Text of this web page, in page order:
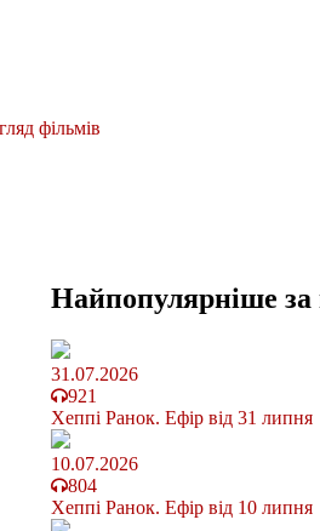
фільмів
Найпопулярніше за
31.07.2026
921
Хеппі Ранок. Ефір від 31 липня
10.07.2026
804
Хеппі Ранок. Ефір від 10 липня